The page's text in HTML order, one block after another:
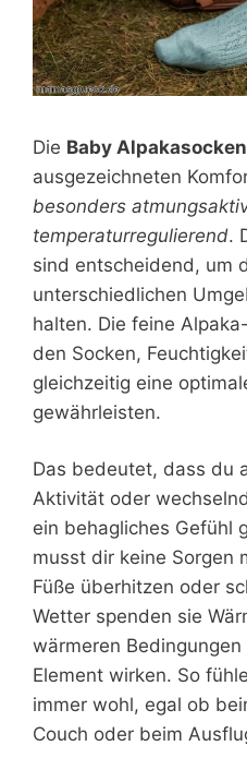
Die Baby Alpakasocken
ausgezeichneten
besonders
temperaturregulierend.
sind entscheidend, um
unterschiedlichen
halten. Die feine
den Socken,
gleichzeitig eine
gewährleisten.
Das bedeutet, dass du
Aktivität oder
ein behagliches Gefühl
musst dir keine Sorgen
Füße überhitzen oder
Wetter spenden sie
wärmeren
Element wirken. So
immer wohl, egal ob
Couch oder beim